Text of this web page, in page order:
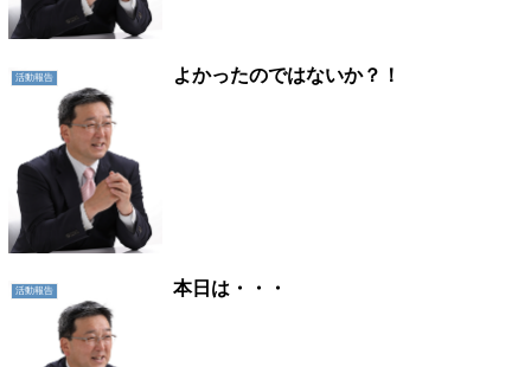
活動報告 よかったのではないか？！
活動報告 本日は・・・